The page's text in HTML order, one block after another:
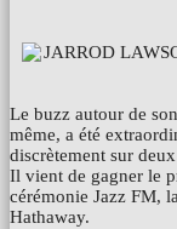
Le buzz autour de
même, a été
discrètement sur
Il vient de gagner le
cérémonie Jazz FM,
Hathaway.